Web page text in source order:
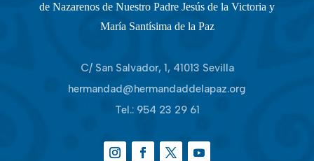
de Nazarenos de Nuestro Padre Jesús de la Victoria y
María Santísima de la Paz
C/ San Salvador, 1, 41013 Sevilla
hermandad@hermandaddelapaz.org
Tel.: 954 23 29 61